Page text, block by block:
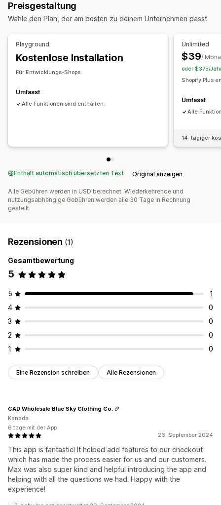
Anpassung
Preisgestaltung
Wähle den Plan, der am besten zu deinem Unternehmen passt.
Playground
Kostenlose Installation
Für Entwicklungs-Shops
Umfasst
Alle Funktionen sind enthalten.
Unlimited
$39/
oder $375/
Shopify Plus
Umfasst
Alle
14-tägiger
Enthält automatisch übersetzten Text Original anzeigen
Alle Gebühren werden in USD berechnet. Wiederkehrende und
nutzungsabhängige Gebühren werden alle 30 Tage in Rechnung
gestellt.
Rezensionen (1)
Gesamtbewertung
5
5
1
4
0
3
0
2
0
1
0
Eine Rezension schreiben Alle Rezensionen
26. September 2024
This app is fantastic! It helped add features to our checkout
which has made the process easier for us and our customers.
Max was also super kind and helpful introducing the app and
helping with all the questions we had. Happy with the
experience!
CAD Wholesale Blue Sky Clothing Co.
Kanada
6 tage mit der App